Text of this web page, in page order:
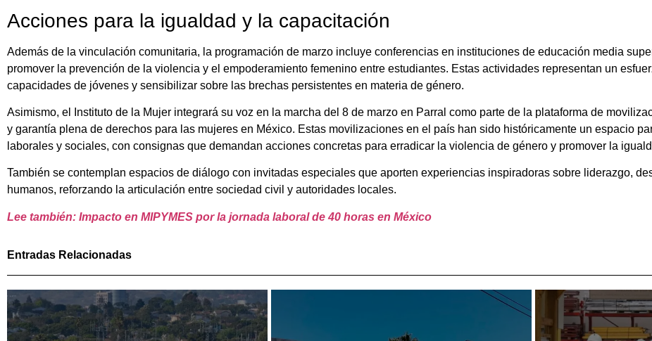
Acciones para la igualdad y la capacitación
Además de la vinculación comunitaria, la programación de marzo incluye conferencias en instituciones de educación media
promover la prevención de la violencia y el empoderamiento femenino entre estudiantes. Estas actividades representan un
capacidades de jóvenes y sensibilizar sobre las brechas persistentes en materia de género.
Asimismo, el Instituto de la Mujer integrará su voz en la marcha del 8 de marzo en Parral como parte de la plataforma de
y garantía plena de derechos para las mujeres en México. Estas movilizaciones en el país han sido históricamente un espacio
laborales y sociales, con consignas que demandan acciones concretas para erradicar la violencia de género y promover la
También se contemplan espacios de diálogo con invitadas especiales que aporten experiencias inspiradoras sobre liderazgo,
humanos, reforzando la articulación entre sociedad civil y autoridades locales.
Lee también: Impacto en MIPYMES por la jornada laboral de 40 horas en México
Entradas Relacionadas